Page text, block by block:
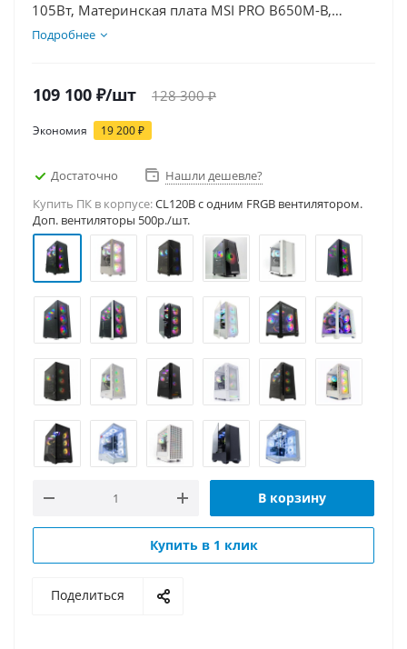
105Вт, Материнская плата MSI PRO B650M-B,
Видеокарта RTX 5050 8Гб, Память DDR5 16Gb,
Подробнее
109 100 ₽/шт 128 300₽
Экономия 19 200₽
Достаточно
Нашли дешевле?
Купить ПК в корпусе:CL120B c одним FRGB вентилятором.
Доп. вентиляторы 500р./шт.
В корзину
Купить в 1 клик
Поделиться